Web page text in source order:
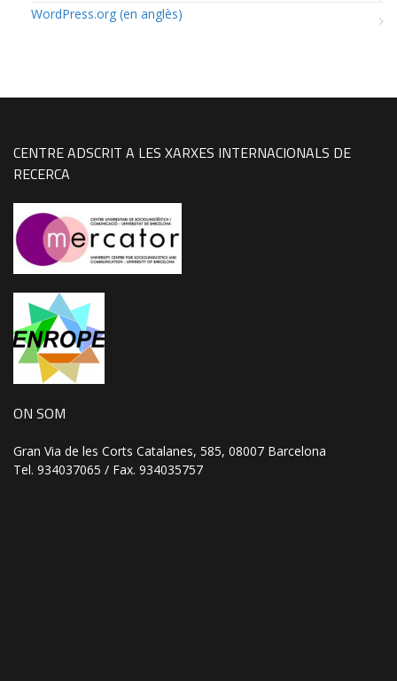
WordPress.org (en anglès)
CENTRE ADSCRIT A LES XARXES INTERNACIONALS DE
RECERCA
ON SOM
Gran Via de les Corts Catalanes, 585, 08007 Barcelona
Tel. 934037065 / Fax. 934035757